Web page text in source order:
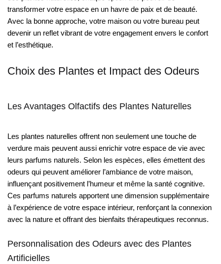
transformer votre espace en un havre de paix et de beauté.
Avec la bonne approche, votre maison ou votre bureau peut
devenir un reflet vibrant de votre engagement envers le confort
et l’esthétique.
Choix des Plantes et Impact des Odeurs
Les Avantages Olfactifs des Plantes Naturelles
Les plantes naturelles offrent non seulement une touche de
verdure mais peuvent aussi enrichir votre espace de vie avec
leurs parfums naturels. Selon les espèces, elles émettent des
odeurs qui peuvent améliorer l’ambiance de votre maison,
influençant positivement l’humeur et même la santé cognitive.
Ces parfums naturels apportent une dimension supplémentaire
à l’expérience de votre espace intérieur, renforçant la connexion
avec la nature et offrant des bienfaits thérapeutiques reconnus.
Personnalisation des Odeurs avec des Plantes
Artificielles